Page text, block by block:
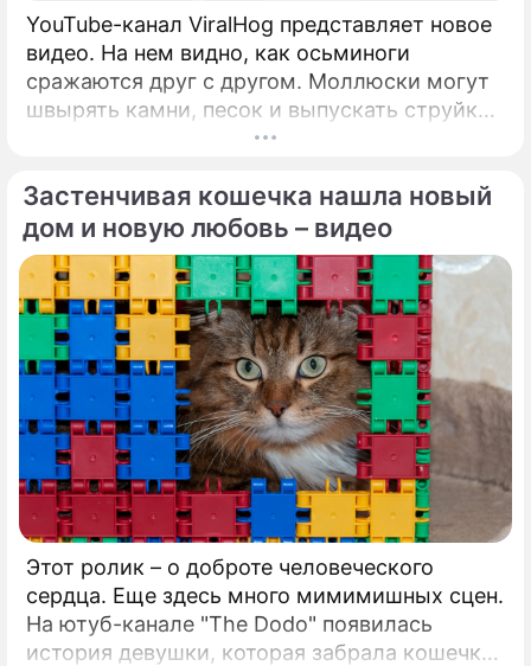
YouTube-канал ViralHog представляет новое
видео. На нем видно, как осьминоги
сражаются друг с другом. Моллюски могут
швырять камни, песок и выпускать струйки
Застенчивая кошечка нашла новый
дом и новую любовь – видео
Этот ролик – о доброте человеческого
сердца. Еще здесь много мимимишных сцен.
На ютуб-канале "The Dodo" появилась
история девушки, которая забрала кошечку